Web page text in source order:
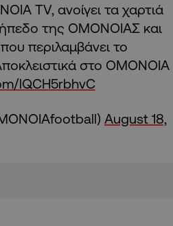
TV, ανοίγει τα χαρτιά
της ΟΜΟΝΟΙΑΣ και
περιλαμβάνει το
στο OMONOIA
lQCH5rbhvC
August 18,